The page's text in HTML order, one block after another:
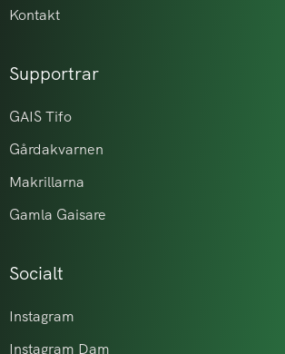
Kontakt
Supportrar
GAIS Tifo
Gårdakvarnen
Makrillarna
Gamla Gaisare
Socialt
Instagram
Instagram Dam